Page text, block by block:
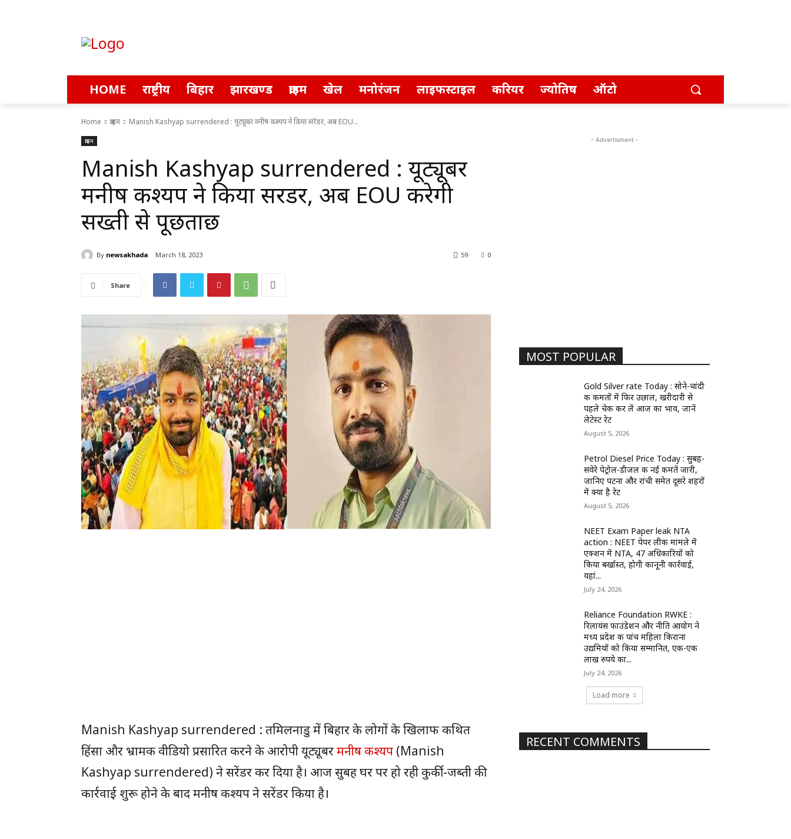
HOME राष्ट्रीय बिहार झारखण्ड क्राइम खेल मनोरंजन लाइफस्टाइल करियर ज्योतिष ऑटो
Home क्राइम Manish Kashyap surrendered : यूट्यूबर मनीष कश्यप ने किया सरेंडर, अब EOU...
क्राइम
Manish Kashyap surrendered : यूट्यूबर
मनीष कश्यप ने किया सरेंडर, अब EOU करेगी
सख्ती से पूछताछ
By newsakhada March 18, 2023 0
59
Share
Manish Kashyap surrendered : तमिलनाडु में बिहार के लोगों के खिलाफ कथित
हिंसा और भ्रामक वीडियो प्रसारित करने के आरोपी यूट्यूबरमनीष कश्यप (Manish
Kashyap surrendered) ने सरेंडर कर दिया है। आज सुबह घर पर हो रही कुर्की-जब्ती की
कार्रवाई शुरू होने के बाद मनीष कश्यप ने सरेंडर किया है।
- Advertisment -
MOST POPULAR
Gold Silver rate Today : सोने-चांदी
की कीमतों में फिर उछाल, खरीदारी से
पहले चेक कर लें आज का भाव, जानें
लेटेस्ट रेट
August 5, 2026
Petrol Diesel Price Today : सुबह-
सवेरे पेट्रोल-डीजल की नई कीमतें जारी,
जानिए पटना और रांची समेत दूसरे शहरों
में क्या है रेट
August 5, 2026
NEET Exam Paper leak NTA
action : NEET पेपर लीक मामले में
एक्शन में NTA, 47 अधिकारियों को
किया बर्खास्त, होगी कानूनी कार्रवाई,
यहां...
July 24, 2026
Reliance Foundation RWKE :
रिलायंस फाउंडेशन और नीति आयोग ने
मध्य प्रदेश की पांच महिला किराना
उद्यमियों को किया सम्मानित, एक-एक
लाख रुपये का...
July 24, 2026
Load more
RECENT COMMENTS